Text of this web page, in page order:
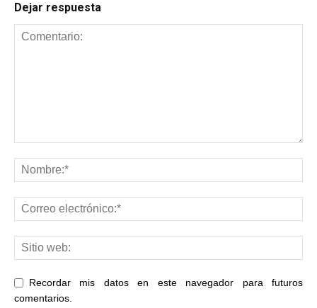
Dejar respuesta
Recordar mis datos en este navegador para futuros
comentarios.